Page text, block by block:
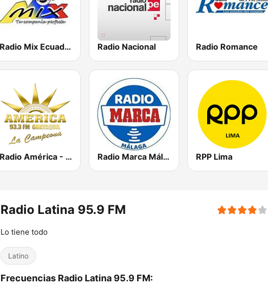
Radio Mix Ecuador Radio Nacional Radio Romance
Radio América - Guayaquil Radio Marca Málaga RPP Lima
Radio Latina 95.9 FM
Lo tiene todo
Latino
Frecuencias Radio Latina 95.9 FM: